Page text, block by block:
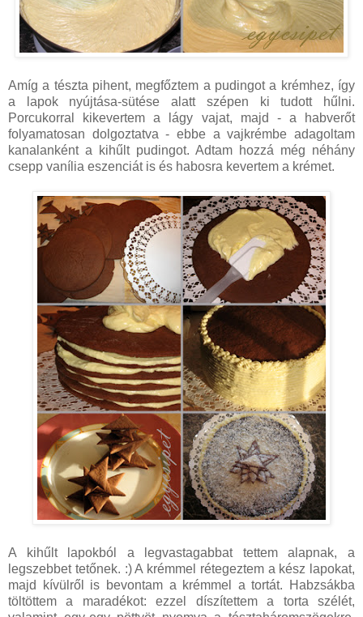
Amíg a tészta pihent, megfőztem a pudingot a krémhez, így
a lapok nyújtása-sütése alatt szépen ki tudott hűlni.
Porcukorral kikevertem a lágy vajat, majd - a habverőt
folyamatosan dolgoztatva - ebbe a vajkrémbe adagoltam
kanalanként a kihűlt pudingot. Adtam hozzá még néhány
csepp vanília eszenciát is és habosra kevertem a krémet.
A kihűlt lapokból a legvastagabbat tettem alapnak, a
legszebbet tetőnek. :) A krémmel rétegeztem a kész lapokat,
majd kívülről is bevontam a krémmel a tortát. Habzsákba
töltöttem a maradékot: ezzel díszítettem a torta szélét,